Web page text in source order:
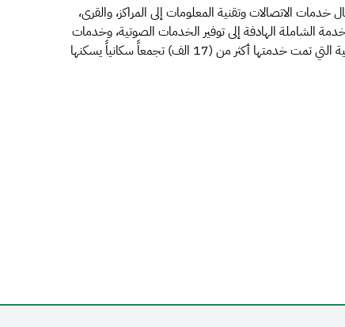
الاتصالات وتقنية المعلومات إلى المراكز، والقرى،
الشاملة الهادفة إلى توفير الخدمات الصوتية، وخدمات
الإنترنت للأماكن النائية، حيث تجاوز مجموع التجمعات السكانية التي تمت خدمتها أكثر من (17 الف) تجمعاً سكانياً يسكنها